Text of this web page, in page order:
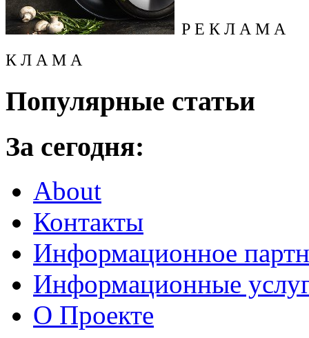
Р Е К Л А М А
К Л А М А
Популярные статьи
За сегодня:
About
Контакты
Информационное
Информационные
О Проекте